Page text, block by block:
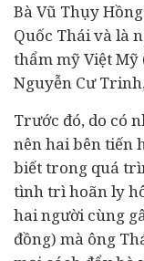
Bà Vũ Thụy
Quốc Thái và là
thẩm mỹ Việt
Nguyễn Cư
Trước đó, do có
nên hai bên tiến
biết trong quá
tình trì hoãn ly
hai người cùng
đồng) mà ông